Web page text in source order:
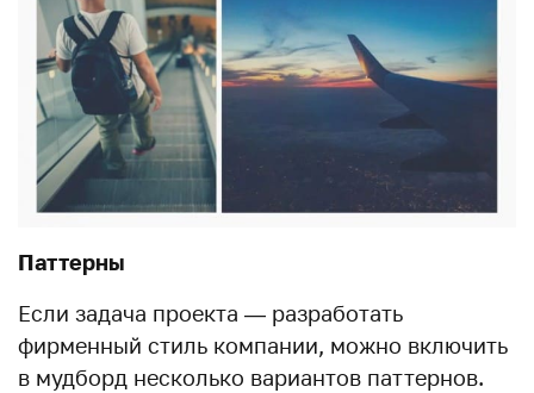
Паттерны
Если задача проекта — разработать
фирменный стиль компании, можно включить
в мудборд несколько вариантов паттернов.